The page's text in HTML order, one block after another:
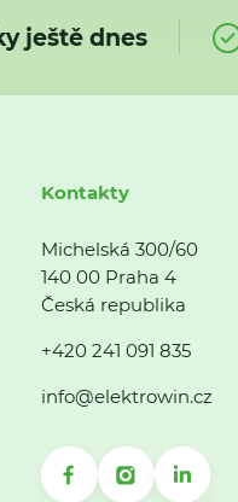
ještě dnes
Kontakty
Michelská 300/60
140 00 Praha 4
Česká republika
+420 241 091 835
info@elektrowin.cz